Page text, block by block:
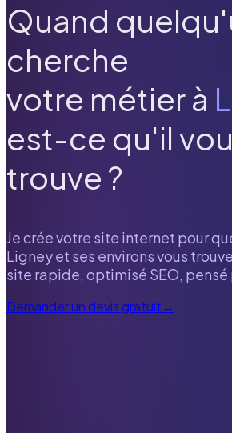
Quand
cherche
votre métier à
est-ce qu'il
trouve ?
Je crée votre site internet pour
Ligneyet ses environs vous
site rapide, optimisé SEO, pensé
Demander un devis gratuit→